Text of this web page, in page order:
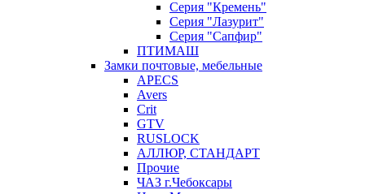
Серия "Кремень"
Серия "Лазурит"
Серия "Сапфир"
ПТИМАШ
Замки почтовые, мебельные
APECS
Avers
Crit
GTV
RUSLOCK
АЛЛЮР, СТАНДАРТ
Прочие
ЧАЗ г.Чебоксары